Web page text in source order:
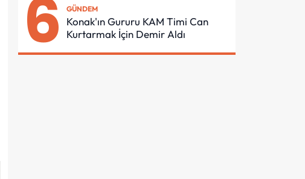
6 GÜNDEM
Konak'ın Gururu KAM Timi Can
Kurtarmak İçin Demir Aldı